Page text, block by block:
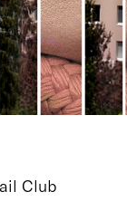
Club